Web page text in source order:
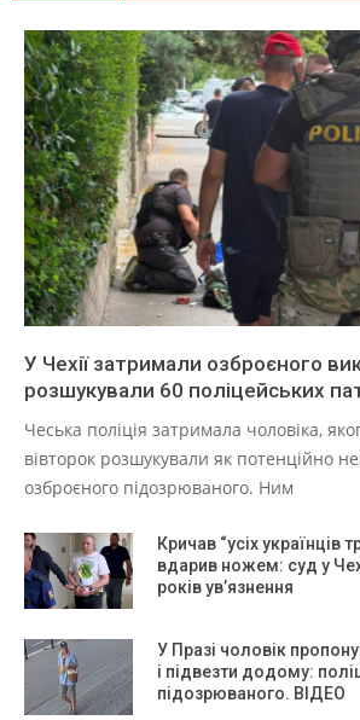
У Чехії затримали озброєного
розшукували 60 поліцейських
Чеська поліція затримала чоловіка,
вівторок розшукували як потенційно
озброєного підозрюваного. Ним
Кричав “усіх українців
вдарив ножем: суд у
років ув’язнення
У Празі чоловік
і підвезти додому:
підозрюваного. ВІДЕО